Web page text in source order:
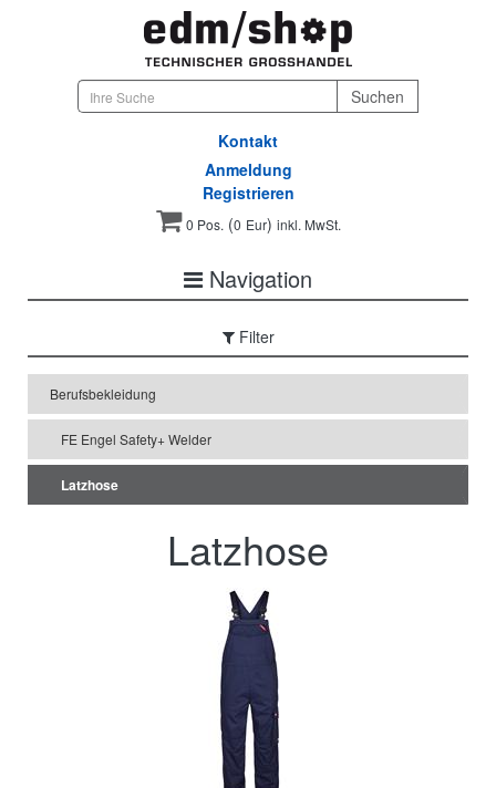
Kontakt
Anmeldung
Registrieren
0 Pos.(0 Eur) inkl. MwSt.
Navigation
Filter
Berufsbekleidung
FE Engel Safety+ Welder
Latzhose
Latzhose